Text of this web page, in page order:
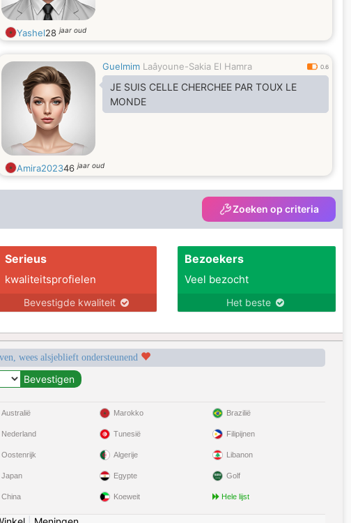
Yashel28jaar oud
Guelmim Laâyoune-Sakia El Hamra 0.6
JE SUIS CELLE CHERCHEE PAR TOUX LE
MONDE
Amira202346jaar oud
Zoeken op criteria
Serieus
kwaliteitsprofielen
Bevestigde kwaliteit
Bezoekers
Veel bezocht
Het beste
wees alsjeblieft ondersteunend
Australië
Nederland
Oostenrijk
Japan
China
Marokko
Tunesië
Algerije
Egypte
Koeweit
Brazilië
Filipijnen
Libanon
Golf
Hele lijst